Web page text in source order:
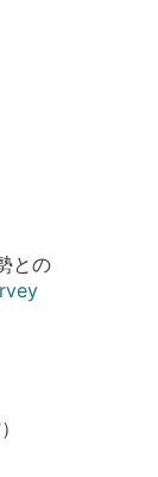
との